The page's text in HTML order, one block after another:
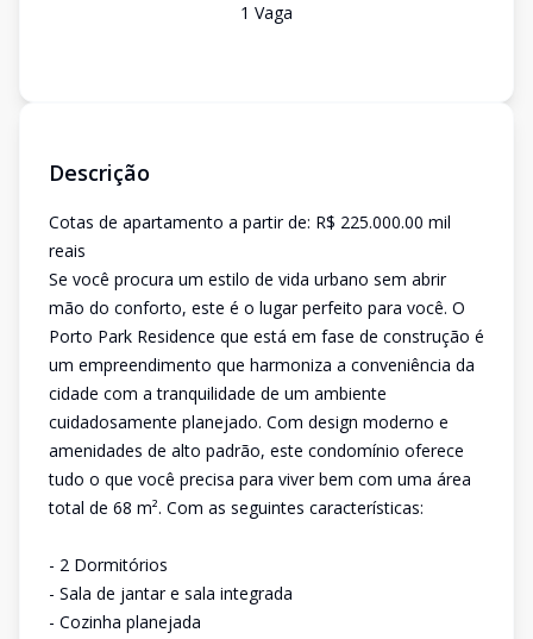
1 Vaga
Descrição
Cotas de apartamento a partir de: R$ 225.000.00 mil
reais
Se você procura um estilo de vida urbano sem abrir
mão do conforto, este é o lugar perfeito para você. O
Porto Park Residence que está em fase de construção é
um empreendimento que harmoniza a conveniência da
cidade com a tranquilidade de um ambiente
cuidadosamente planejado. Com design moderno e
amenidades de alto padrão, este condomínio oferece
tudo o que você precisa para viver bem com uma área
total de 68 m². Com as seguintes características:
- 2 Dormitórios
- Sala de jantar e sala integrada
- Cozinha planejada